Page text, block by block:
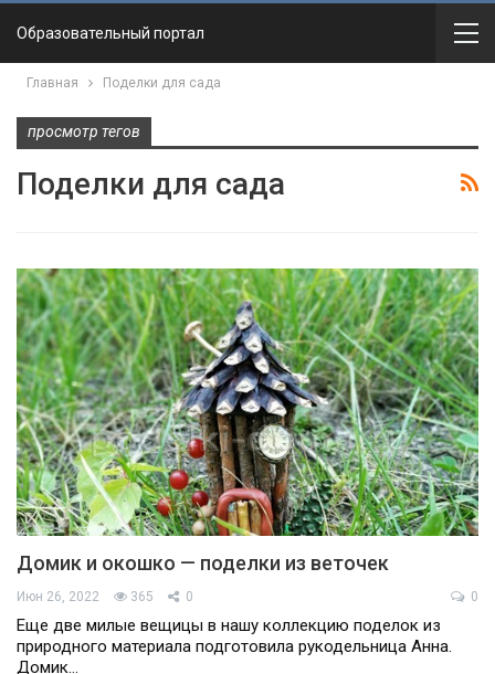
Образовательный портал
Главная Поделки для сада
просмотр тегов
Поделки для сада
Домик и окошко — поделки из веточек
Июн 26, 2022 365 0 0
Еще две милые вещицы в нашу коллекцию поделок из
природного материала подготовила рукодельница Анна.
Домик…